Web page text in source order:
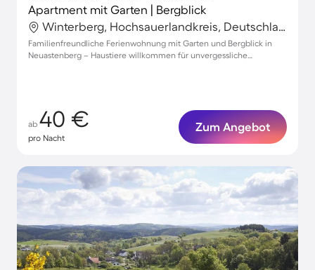
Apartment mit Garten | Bergblick
Winterberg, Hochsauerlandkreis, Deutschland
Familienfreundliche Ferienwohnung mit Garten und Bergblick in
Neuastenberg – Haustiere willkommen für unvergessliche
ab 40 €
pro Nacht
Zum Angebot